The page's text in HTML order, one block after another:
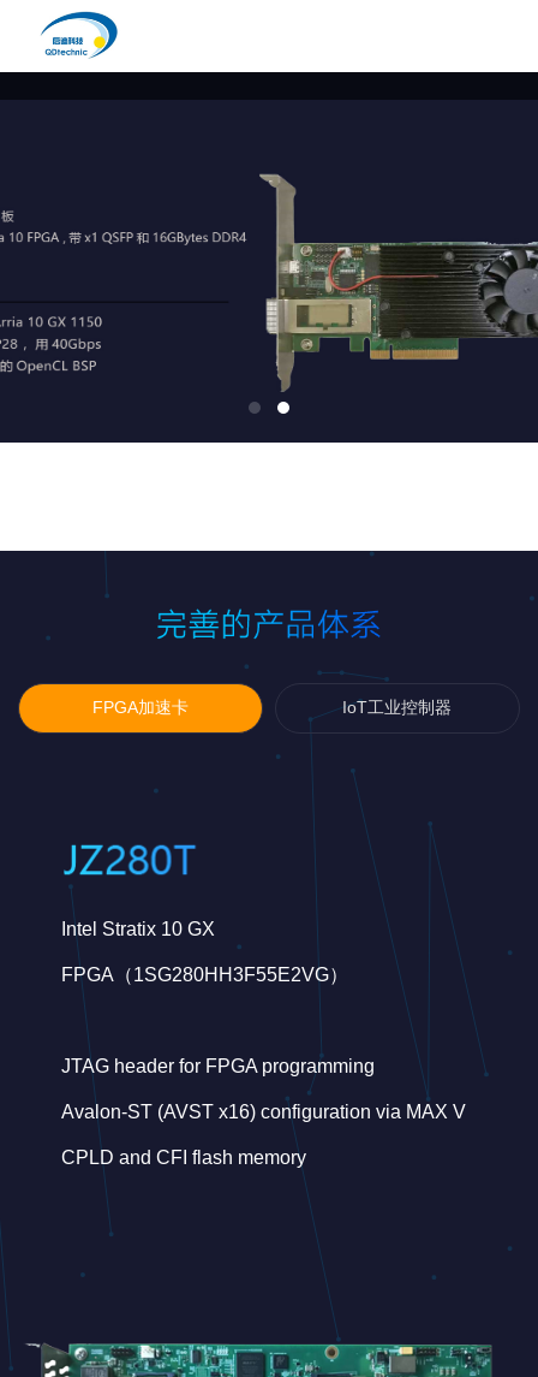
FPGA加速卡 IoT工业控制器
Intel Stratix 10 GX
FPGA（1SG280HH3F55E2VG）
JTAG header for FPGA programming
Avalon-ST (AVST x16) configuration via MAX V
CPLD and CFI flash memory